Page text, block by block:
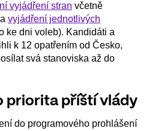
vyjádření stran včetně
vyjádření jednotlivých
ke dni voleb). Kandidáti a
k 12 opatřením od Česko,
svá stanoviska až do
priorita příští vlády
do programového prohlášení